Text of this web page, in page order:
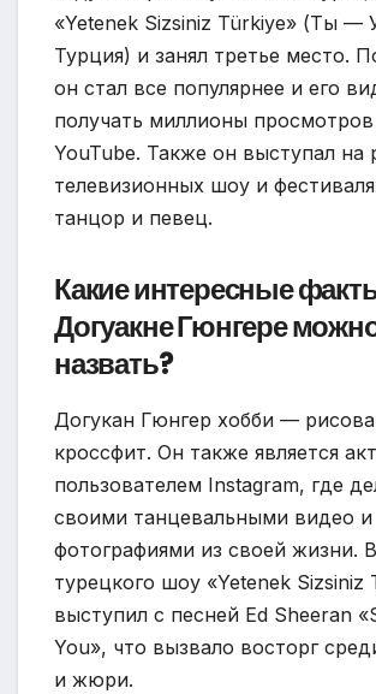
«Yetenek Sizsiniz Türkiye» (Ты —
Турция) и занял третье место.
он стал все популярнее и его
получать миллионы
YouTube. Также он выступал на
телевизионных шоу и
танцор и певец.
Какие интересные
Догуакне Гюнгере
назвать?
Догукан Гюнгер хобби —
кроссфит. Он также является
пользователем Instagram, где
своими танцевальными видео и
фотографиями из своей жизни.
турецкого шоу «Yetenek Sizsiniz
выступил с песней Ed Sheeran
You», что вызвало восторг
и жюри.